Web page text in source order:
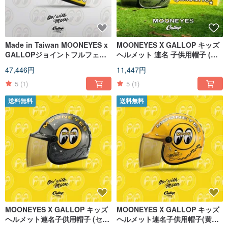
Made in Taiwan MOONEYES x
GALLOPジョイントフルフェイ
ロー）
47,446円
5 (1)
MOONEYES X GALLOP キッズ
ヘルメット 連名 子供用帽子 (シ
11,447円
5 (1)
送料無料
MOONEYES X GALLOP キッズ
ヘルメット連名子供用帽子 (セメ
送料無料
MOONEYES X GALLOP キッズ
ヘルメット連名子供用帽子(黄色